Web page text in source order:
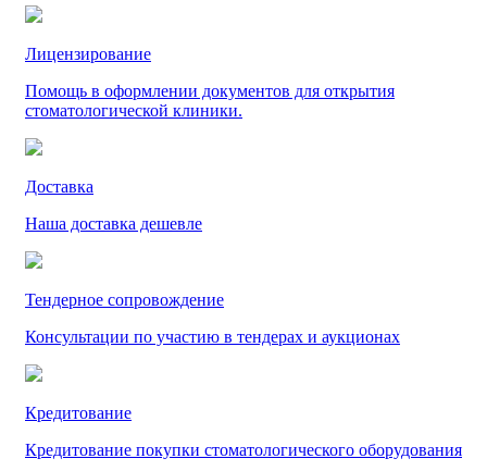
Лицензирование
Помощь в оформлении документов для открытия
стоматологической клиники.
Доставка
Наша доставка дешевле
Тендерное сопровождение
Консультации по участию в тендерах и аукционах
Кредитование
Кредитование покупки стоматологического оборудования